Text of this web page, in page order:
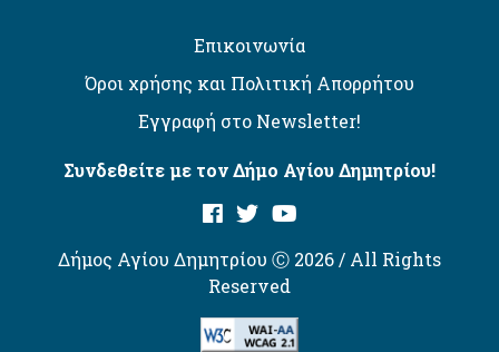
Επικοινωνία
Όροι χρήσης και Πολιτική Απορρήτου
Εγγραφή στο Newsletter!
Συνδεθείτε με τον Δήμο Αγίου Δημητρίου!
Δήμος Αγίου Δημητρίου Ⓒ 2026 / All Rights
Reserved